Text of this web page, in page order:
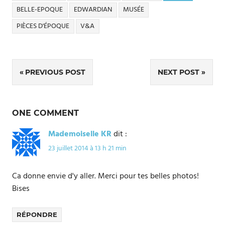
BELLE-EPOQUE
EDWARDIAN
MUSÉE
PIÈCES D'ÉPOQUE
V&A
Navigation
de
l’article
PREVIOUS POST NEXT POST
ONE COMMENT
Mademoiselle KRdit :
23 juillet 2014 à 13 h 21 min
Ca donne envie d'y aller. Merci pour tes belles photos!
Bises
RÉPONDRE